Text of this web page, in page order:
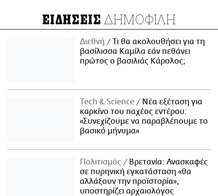
ΕΙΔΗΣΕΙΣ ΔΗΜΟΦΙΛΗ
Διεθνή
Τι θα ακολουθήσει για τη
βασίλισσα Καμίλα εάν πεθάνει
πρώτος ο βασιλιάς Κάρολος;
Τech & Science
Νέα εξέταση για
καρκίνο του παχέος εντέρου:
«Συνεχίζουμε να παραβλέπουμε το
βασικό μήνυμα»
Πολιτισμός
Βρετανία: Ανασκαφές
σε πυρηνική εγκατάσταση «θα
αλλάξουν την προϊστορία»,
υποστηρίζει αρχαιολόγος